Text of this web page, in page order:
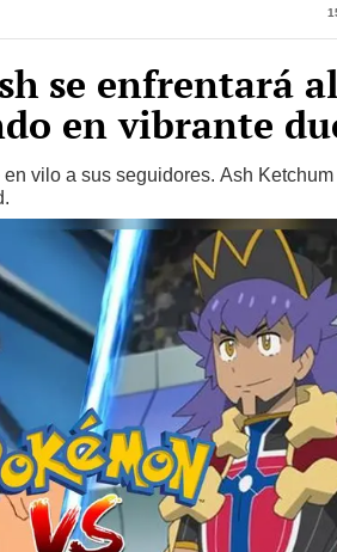
se enfrentará al
en vibrante
vilo a sus seguidores. Ash